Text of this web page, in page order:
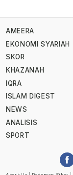
AMEERA
EKONOMI SYARIAH
SKOR
KHAZANAH
IQRA
ISLAM DIGEST
NEWS
ANALISIS
SPORT